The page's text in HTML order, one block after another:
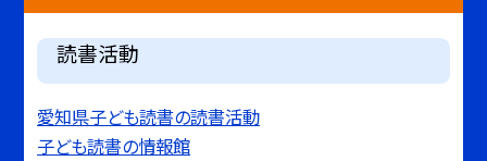
読書活動
愛知県子ども読書の読書活動
子ども読書の情報館